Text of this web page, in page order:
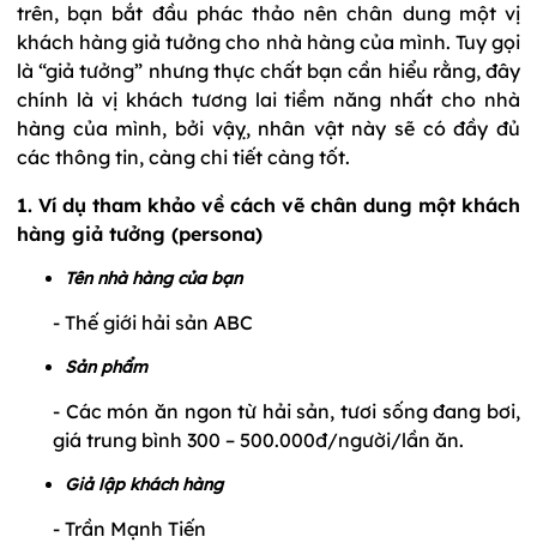
trên, bạn bắt đầu phác thảo nên chân dung một vị
khách hàng giả tưởng cho nhà hàng của mình. Tuy gọi
là “giả tưởng” nhưng thực chất bạn cần hiểu rằng, đây
chính là vị khách tương lai tiềm năng nhất cho nhà
hàng của mình, bởi vậỵ, nhân vật này sẽ có đầy đủ
các thông tin, càng chi tiết càng tốt.
1. Ví dụ tham khảo về cách vẽ chân dung một khách
hàng giả tưởng (persona)
Tên nhà hàng của bạn
- Thế giới hải sản ABC
Sản phẩm
- Các món ăn ngon từ hải sản, tươi sống đang bơi,
giá trung bình 300 – 500.000đ/người/lần ăn.
Giả lập khách hàng
- Trần Mạnh Tiến